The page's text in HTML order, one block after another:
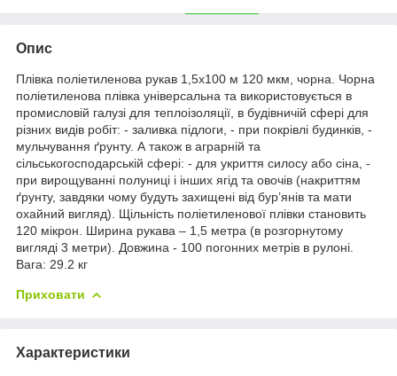
Опис
Плівка поліетиленова рукав 1,5x100 м 120 мкм, чорна. Чорна
поліетиленова плівка універсальна та використовується в
промисловій галузі для теплоізоляції, в будівничій сфері для
різних видів робіт: - заливка підлоги, - при покрівлі будинків, -
мульчування ґрунту. А також в аграрній та
сільськогосподарській сфері: - для укриття силосу або сіна, -
при вирощуванні полуниці і інших ягід та овочів (накриттям
ґрунту, завдяки чому будуть захищені від бур’янів та мати
охайний вигляд). Щільність поліетиленової плівки становить
120 мікрон. Ширина рукава – 1,5 метра (в розгорнутому
вигляді 3 метри). Довжина - 100 погонних метрів в рулоні.
Вага: 29.2 кг
Приховати
Характеристики